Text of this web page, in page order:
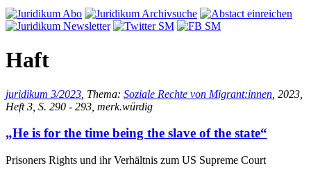
Haft
juridikum 3/2023 , Thema: Soziale Rechte von Migrant:innen , 2023,
Heft 3, S. 290 - 293, merk.würdig
„He is for the time being the slave of the state“
Prisoners Rights und ihr Verhältnis zum US Supreme Court